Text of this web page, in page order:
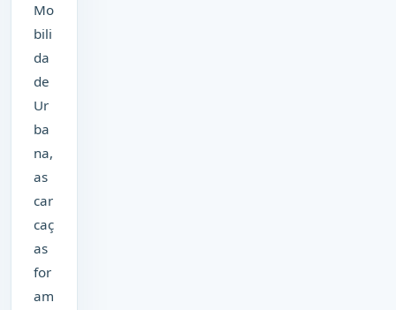
Mo
bili
da
de
Ur
ba
na,
as
car
caç
as
for
am